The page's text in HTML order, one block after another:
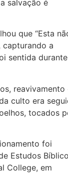
a salvação é
que “Esta
capturando a
sentida durante
reavivamento
culto era
tocados
foi
Estudos
College, em